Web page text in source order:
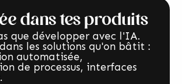
dans tes produits
que développer avec l'IA.
les solutions qu'on bâtit :
automatisée,
de processus, interfaces